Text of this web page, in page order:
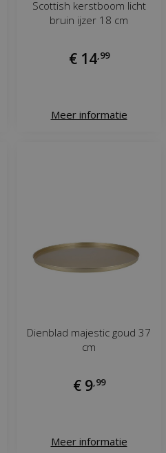
Scottish kerstboom licht
bruin ijzer 18 cm
€ 14 99
Meer informatie
Dienblad majestic goud 37
cm
€ 9, 99
Meer informatie